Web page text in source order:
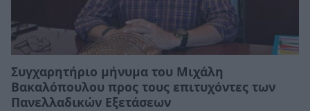
Συγχαρητήριο μήνυμα του Μιχάλη
Βακαλόπουλου προς τους επιτυχόντες των
Πανελλαδικών Εξετάσεων